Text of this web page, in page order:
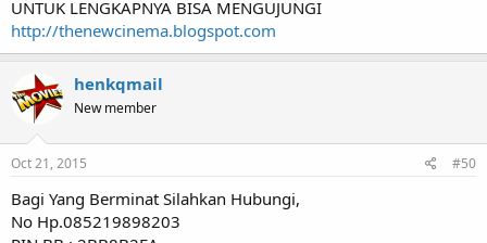
UNTUK LENGKAPNYA BISA MENGUJUNGI
http://thenewcinema.blogspot.com
henkqmail
New member
Oct 21, 2015 #50
Bagi Yang Berminat Silahkan Hubungi,
No Hp.085219898203